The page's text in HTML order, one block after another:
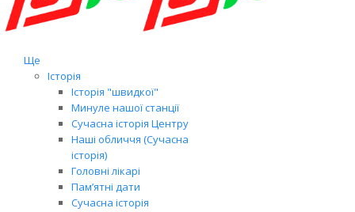
Ще
Історія
Історія "швидкої"
Минуле нашої станції
Сучасна історія Центру
Наші обличчя (Сучасна
історія)
Головні лікарі
Пам’ятні дати
Сучасна історія